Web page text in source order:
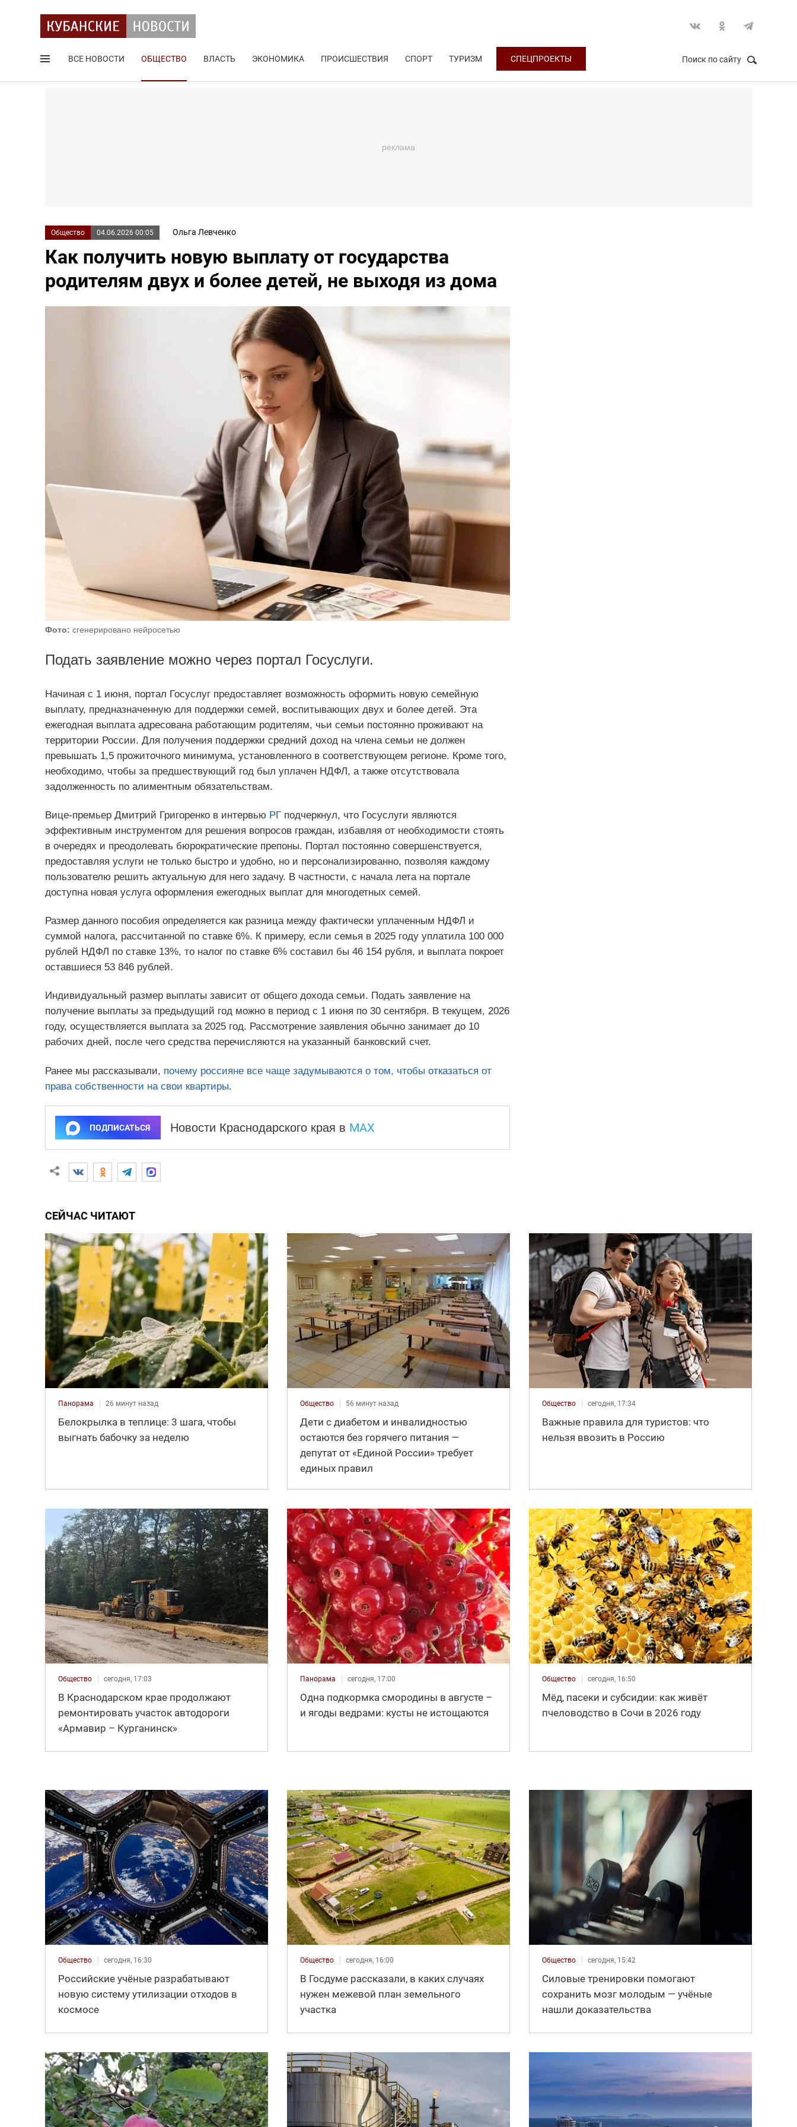
ВСЕ НОВОСТИ ОБЩЕСТВО ВЛАСТЬ ЭКОНОМИКА ПРОИСШЕСТВИЯ СПОРТ ТУРИЗМ СПЕЦПРОЕКТЫ Поиск по сайту
Общество 04.06.2026 00:05 Ольга Левченко
Как получить новую выплату от государства
родителям двух и более детей, не выходя из дома
Фото: сгенерировано нейросетью
Подать заявление можно через портал Госуслуги.
Начиная с 1 июня, портал Госуслуг предоставляет возможность оформить новую семейную
выплату, предназначенную для поддержки семей, воспитывающих двух и более детей. Эта
ежегодная выплата адресована работающим родителям, чьи семьи постоянно проживают на
территории России. Для получения поддержки средний доход на члена семьи не должен
превышать 1,5 прожиточного минимума, установленного в соответствующем регионе. Кроме того,
необходимо, чтобы за предшествующий год был уплачен НДФЛ, а также отсутствовала
задолженность по алиментным обязательствам.
Вице-премьер Дмитрий Григоренко в интервью РГподчеркнул, что Госуслуги являются
эффективным инструментом для решения вопросов граждан, избавляя от необходимости стоять
в очередях и преодолевать бюрократические препоны. Портал постоянно совершенствуется,
предоставляя услуги не только быстро и удобно, но и персонализированно, позволяя каждому
пользователю решить актуальную для него задачу. В частности, с начала лета на портале
доступна новая услуга оформления ежегодных выплат для многодетных семей.
Размер данного пособия определяется как разница между фактически уплаченным НДФЛ и
суммой налога, рассчитанной по ставке 6%. К примеру, если семья в 2025 году уплатила 100 000
рублей НДФЛ по ставке 13%, то налог по ставке 6% составил бы 46 154 рубля, и выплата покроет
оставшиеся 53 846 рублей.
Индивидуальный размер выплаты зависит от общего дохода семьи. Подать заявление на
получение выплаты за предыдущий год можно в период с 1 июня по 30 сентября. В текущем, 2026
году, осуществляется выплата за 2025 год. Рассмотрение заявления обычно занимает до 10
рабочих дней, после чего средства перечисляются на указанный банковский счет.
Ранее мы рассказывали, почему россияне все чаще задумываются о том, чтобы отказаться от
права собственности на свои квартиры.
ПОДПИСАТЬСЯ Новости Краснодарского края в MAX
СЕЙЧАС ЧИТАЮТ
Панорама 26 минут назад
Белокрылка в теплице: 3 шага, чтобы
выгнать бабочку за неделю
Общество 56 минут назад
Дети с диабетом и инвалидностью
остаются без горячего питания —
депутат от «Единой России» требует
единых правил
Общество сегодня, 17:34
Важные правила для туристов: что
нельзя ввозить в Россию
Общество сегодня, 17:03
В Краснодарском крае продолжают
ремонтировать участок автодороги
«Армавир – Курганинск»
Панорама сегодня, 17:00
Одна подкормка смородины в августе –
и ягоды ведрами: кусты не истощаются
Общество сегодня, 16:50
Мёд, пасеки и субсидии: как живёт
пчеловодство в Сочи в 2026 году
Общество сегодня, 16:30
Российские учёные разрабатывают
новую систему утилизации отходов в
космосе
Общество сегодня, 16:00
В Госдуме рассказали, в каких случаях
нужен межевой план земельного
участка
Общество сегодня, 15:42
Силовые тренировки помогают
сохранить мозг молодым — учёные
нашли доказательства